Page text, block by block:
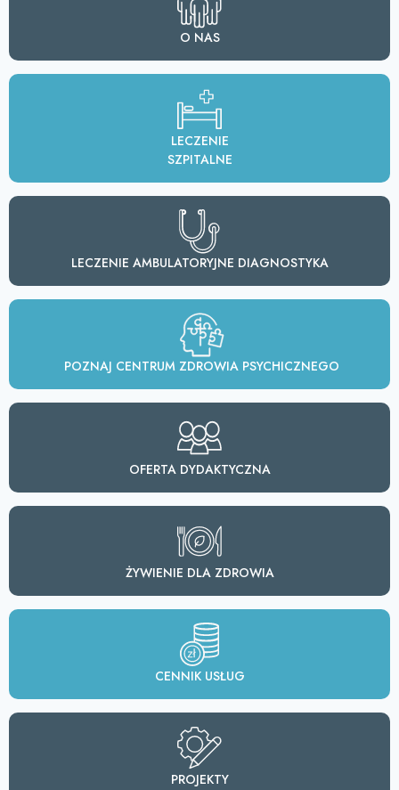
O NAS
LECZENIE
SZPITALNE
LECZENIE AMBULATORYJNE DIAGNOSTYKA
POZNAJ CENTRUM ZDROWIA PSYCHICZNEGO
OFERTA DYDAKTYCZNA
ŻYWIENIE DLA ZDROWIA
CENNIK USŁUG
PROJEKTY